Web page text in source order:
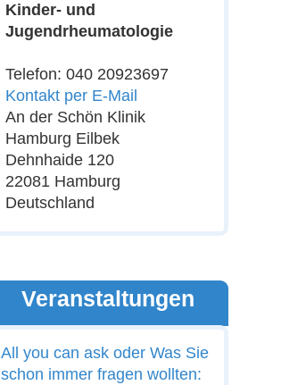
Kinder- und
Jugendrheumatologie
Telefon: 040 20923697
Kontakt per E-Mail
An der Schön Klinik
Hamburg Eilbek
Dehnhaide 120
22081 Hamburg
Deutschland
Veranstaltungen
All you can ask oder Was Sie
schon immer fragen wollten: